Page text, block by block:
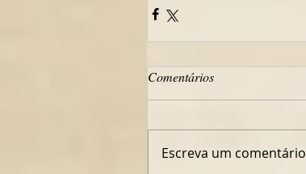
Comentários
Escreva um comentário